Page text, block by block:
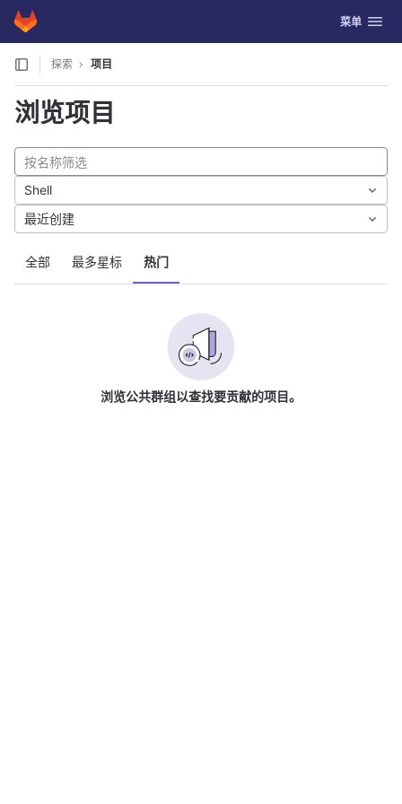
Skip to content
GitLab 切换导航
菜单
探索 项目
浏览项目
全部 最多星标 热门
Shell
最近创建
浏览公共群组以查找要贡献的项目。